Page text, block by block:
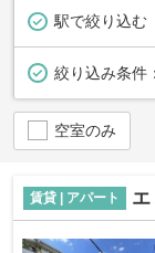
駅で絞り込む
絞り込み条件：
空室のみ
賃貸 | アパート